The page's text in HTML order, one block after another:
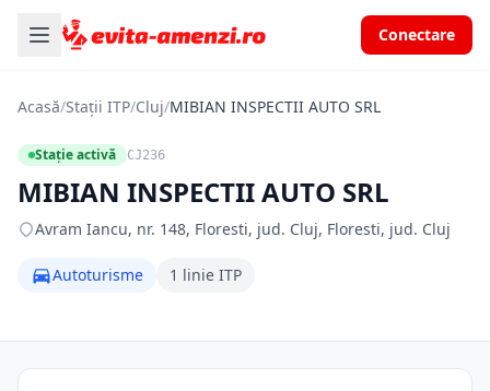
Conectare
Acasă/Stații ITP/Cluj/MIBIAN INSPECTII AUTO SRL
Stație activă CJ236
MIBIAN INSPECTII AUTO SRL
Avram Iancu, nr. 148, Floresti, jud. Cluj, Floresti, jud. Cluj
Autoturisme 1 linie ITP